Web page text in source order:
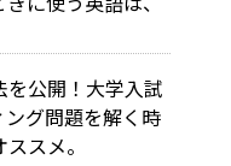
公開！大学入試
グ問題を解く時
スメ。